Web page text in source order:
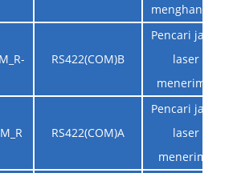
menghantar-
RS422(COM)B
Pencari jarak
laser
menerima-
RS422(COM)A
Pencari jarak
laser
menerima